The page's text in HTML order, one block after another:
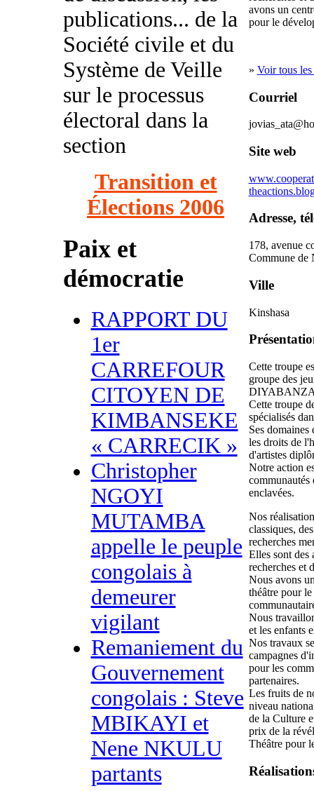
publications... de la
Société civile et du
Système de Veille
sur le processus
électoral dans la
section
Transition et
Élections 2006
Paix et
démocratie
RAPPORT DU
1er
CARREFOUR
CITOYEN DE
KIMBANSEKE
« CARRECIK »
Christopher
NGOYI
MUTAMBA
appelle le peuple
congolais à
demeurer
vigilant
Remaniement du
Gouvernement
congolais : Steve
MBIKAYI et
Nene NKULU
partants
avons un
pour le
» Voir tous les
Courriel
Site web
Adresse,
178, avenue
Commune de
Ville
Kinshasa
Cette troupe
groupe des
DIYABANZA,
Cette troupe
spécialisés
Ses
les droits de
d'artistes
Notre action
communautés
enclavées.
Nos
classiques,
recherches
Elles sont des
recherches et
Nous avons
théâtre pour
Nous
et les enfants
Nos travaux
campagnes
pour les
partenaires.
Les fruits de
niveau
de la Culture
prix de la
Théâtre pour